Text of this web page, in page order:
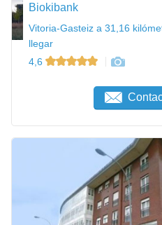
Biokibank
Vitoria-Gasteiz a 31,16
llegar
4,6